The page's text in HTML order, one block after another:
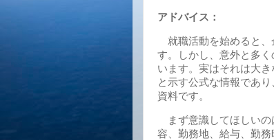
アドバイス：
就職活動を始めると、
す。しかし、意外と多
います。実はそれは大
と示す公式な情報であ
資料です。
まず意識してほしいの
容、勤務地、給与、勤務